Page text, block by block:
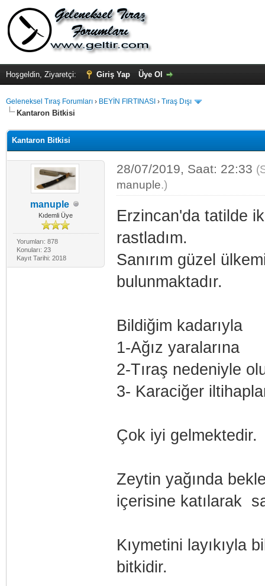
Hoşgeldin, Ziyaretçi: Giriş Yap Üye Ol
Geleneksel Tıraş Forumları › BEYİN FIRTINASI › Tıraş Dışı
Kantaron Bitkisi
Kantaron Bitkisi
manuple
Kıdemli Üye
Yorumları: 878
Konuları: 23
Kayıt Tarihi: 2018
28/07/2019, Saat: 22:33
manuple.)
Erzincan'da tatilde
rastladım.
Sanırım güzel
bulunmaktadır.
Bildiğim kadarıyla
1-Ağız yaralarına
2-Tıraş nedeniyle
3- Karaciğer
Çok iyi gelmektedir.
Zeytin yağında
içerisine katılarak
Kıymetini layıkıyla
bitkidir.